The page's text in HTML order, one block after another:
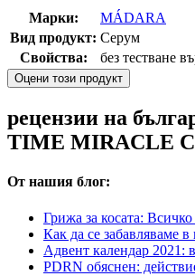
Марки:
MÁDARA
Вид продукт: Серум
Свойства:
без тестване
Оцени този продукт
рецензии на
TIME MIRACLE
От нашия блог:
Грижа за косата:
Как да се забавляваме
Адвент календар 2021:
PDRN обяснен: